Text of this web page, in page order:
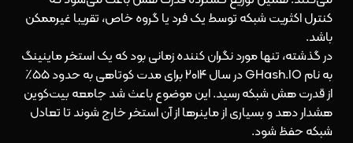
کنترل اکثریت شبکه توسط یک فرد یا گروه خاص، تقریبا غیرممکن
باشد.
در گذشته، تنها مورد نگران کننده زمانی بود که یک استخر ماینینگ
به نام GHash.IO در سال ۲۰۱۴ برای مدت کوتاهی به حدود ۵۵٪
از قدرت هش شبکه رسید. این موضوع باعث شد جامعه بیت‌کوین
هشدار دهد و بسیاری از ماینرها از آن استخر خارج شوند تا تعادل
شبکه حفظ شود.